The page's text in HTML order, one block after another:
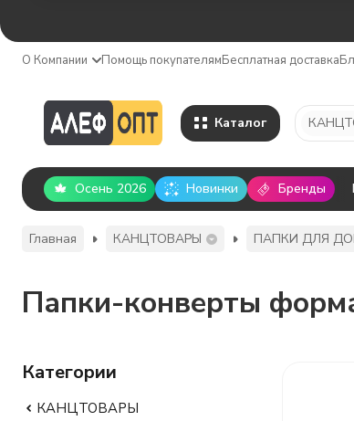
О Компании Помощь покупателямБесплатная доставка
Каталог
Осень 2026 Новинки Бренды
Главная КАНЦТОВАРЫ ПАПКИ ДЛЯ
Папки-конверты
Категории
КАНЦТОВАРЫ